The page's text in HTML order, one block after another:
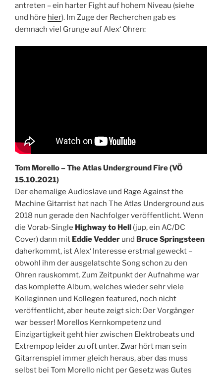
antreten – ein harter Fight auf hohem Niveau (siehe
und höre hier). Im Zuge der Recherchen gab es
demnach viel Grunge auf Alex‘ Ohren:
Tom Morello – The Atlas Underground Fire (VÖ
15.10.2021)
Der ehemalige Audioslave und Rage Against the
Machine Gitarrist hat nach The Atlas Underground aus
2018 nun gerade den Nachfolger veröffentlicht. Wenn
die Vorab-Single Highway to Hell (jup, ein AC/DC
Cover) dann mit Eddie Vedder und Bruce Springsteen
daherkommt, ist Alex‘ Interesse erstmal geweckt –
obwohl ihm der ausgelatschte Song schon zu den
Ohren rauskommt. Zum Zeitpunkt der Aufnahme war
das komplette Album, welches wieder sehr viele
Kolleginnen und Kollegen featured, noch nicht
veröffentlicht, aber heute zeigt sich: Der Vorgänger
war besser! Morellos Kernkompetenz und
Einzigartigkeit geht hier zwischen Elektrobeats und
Extrempop leider zu oft unter. Zwar hört man sein
Gitarrenspiel immer gleich heraus, aber das muss
selbst bei Tom Morello nicht per Gesetz was Gutes